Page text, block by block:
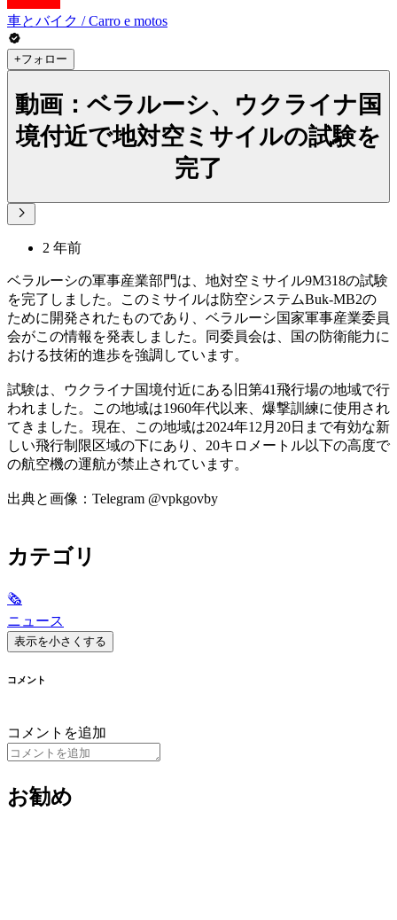
車とバイク / Carro e motos
+フォロー
動画：ベラルーシ、ウクライナ国
境付近で地対空ミサイルの試験を
完了
2 年前
ベラルーシの軍事産業部門は、地対空ミサイル9M318の試験
を完了しました。このミサイルは防空システムBuk-MB2の
ために開発されたものであり、ベラルーシ国家軍事産業委員
会がこの情報を発表しました。同委員会は、国の防衛能力に
おける技術的進歩を強調しています。
試験は、ウクライナ国境付近にある旧第41飛行場の地域で行
われました。この地域は1960年代以来、爆撃訓練に使用され
てきました。現在、この地域は2024年12月20日まで有効な新
しい飛行制限区域の下にあり、20キロメートル以下の高度で
の航空機の運航が禁止されています。
出典と画像：Telegram @vpkgovby
カテゴリ
🗞
ニュース
表示を小さくする
コメント
コメントを追加
お勧め